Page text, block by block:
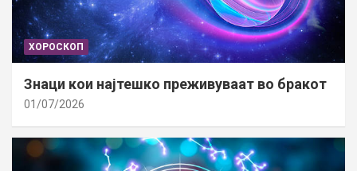
ХОРОСКОП
Знаци кои најтешко преживуваат во бракот
01/07/2026